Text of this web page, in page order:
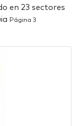
en 23 sectores
Página 3